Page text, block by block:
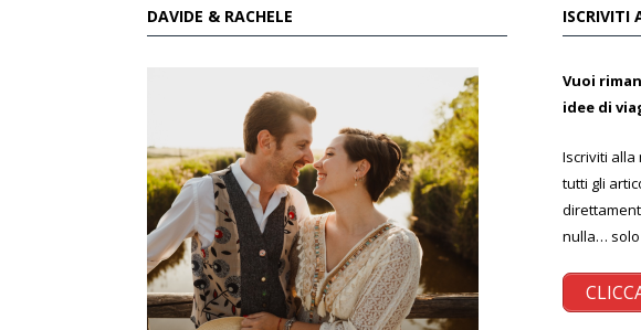
DAVIDE & RACHELE ISCRIVITI
Vuoi
idee di
Iscriviti alla
tutti gli
nulla…